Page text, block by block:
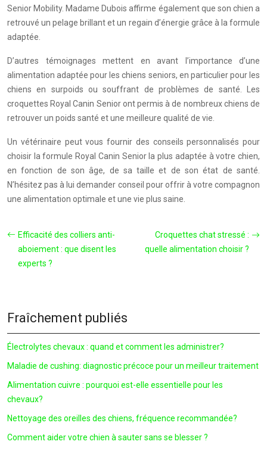
Senior Mobility. Madame Dubois affirme également que son chien a
retrouvé un pelage brillant et un regain d’énergie grâce à la formule
adaptée.
D’autres témoignages mettent en avant l’importance d’une
alimentation adaptée pour les chiens seniors, en particulier pour les
chiens en surpoids ou souffrant de problèmes de santé. Les
croquettes Royal Canin Senior ont permis à de nombreux chiens de
retrouver un poids santé et une meilleure qualité de vie.
Un vétérinaire peut vous fournir des conseils personnalisés pour
choisir la formule Royal Canin Senior la plus adaptée à votre chien,
en fonction de son âge, de sa taille et de son état de santé.
N’hésitez pas à lui demander conseil pour offrir à votre compagnon
une alimentation optimale et une vie plus saine.
Efficacité des colliers anti-
aboiement : que disent les
experts ?
Croquettes chat stressé :
quelle alimentation choisir ?
Fraîchement publiés
Électrolytes chevaux : quand et comment les administrer?
Maladie de cushing: diagnostic précoce pour un meilleur traitement
Alimentation cuivre : pourquoi est-elle essentielle pour les
chevaux?
Nettoyage des oreilles des chiens, fréquence recommandée?
Comment aider votre chien à sauter sans se blesser ?